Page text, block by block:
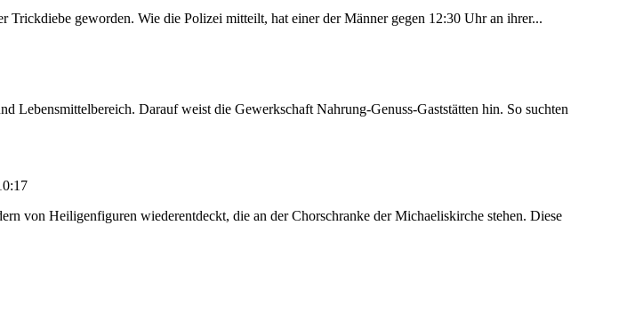
geworden. Wie die Polizei mitteilt, hat einer der Männer gegen 12:30 Uhr an ihrer...
Darauf weist die Gewerkschaft Nahrung-Genuss-Gaststätten hin. So suchten
von Heiligenfiguren wiederentdeckt, die an der Chorschranke der Michaeliskirche stehen. Diese